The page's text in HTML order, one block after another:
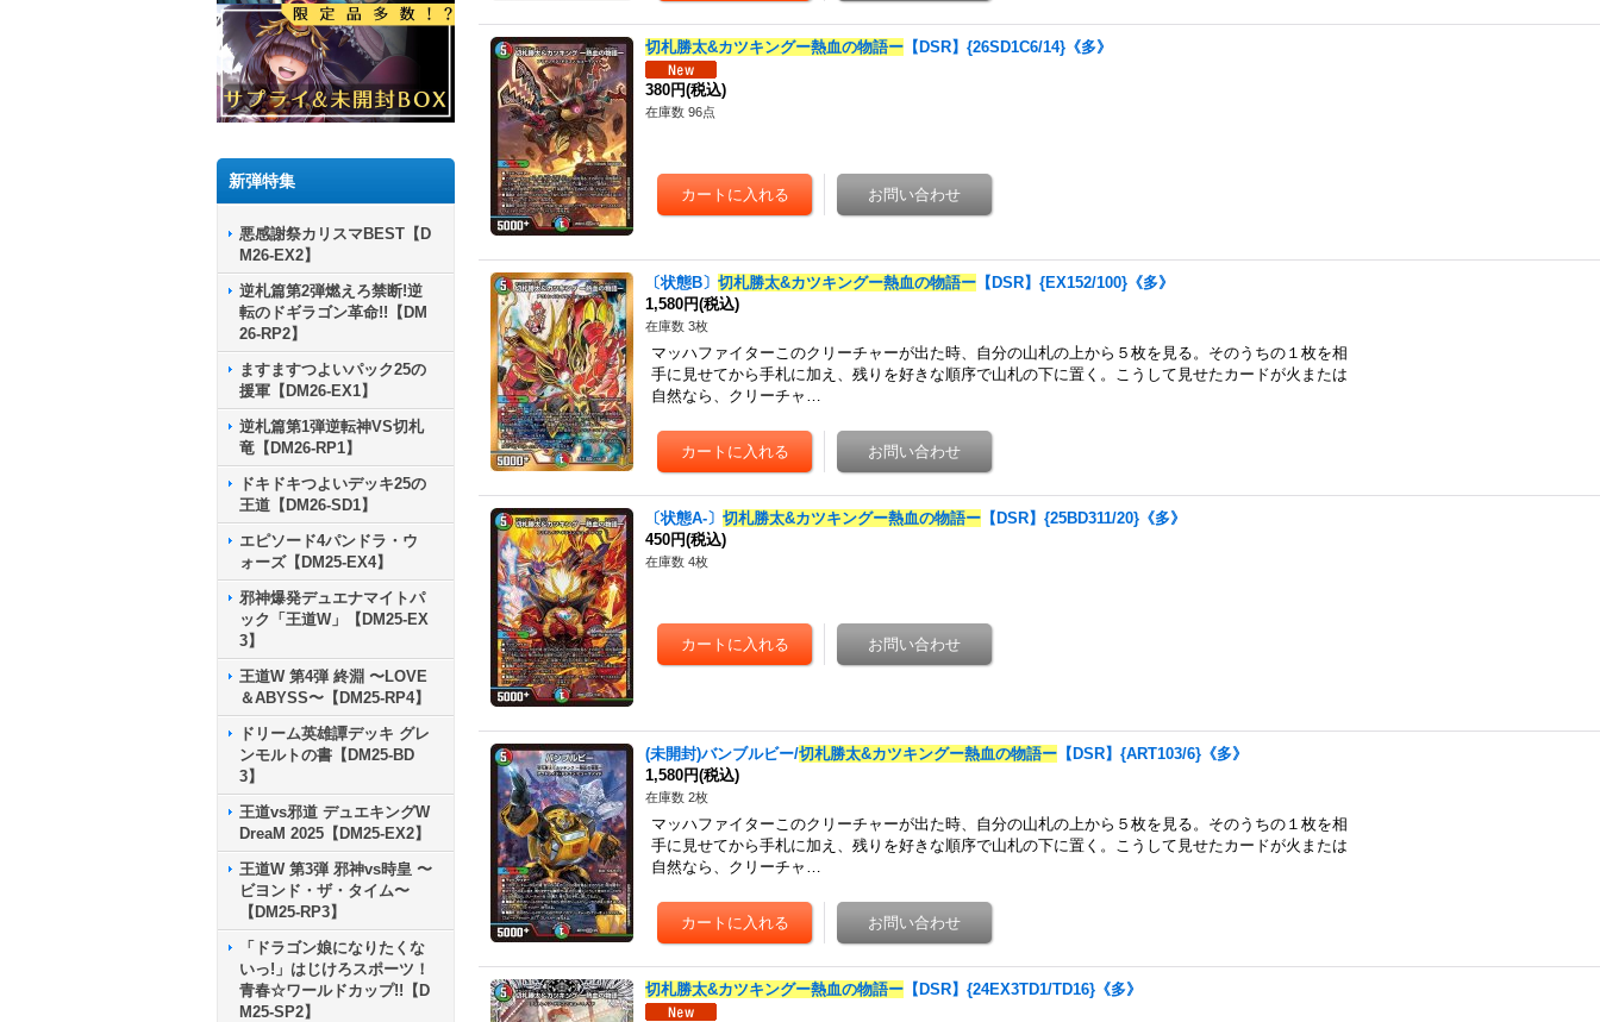
新弾特集
悪感謝祭カリスマBEST【D
M26-EX2】
逆札篇第2弾燃えろ禁断!逆
転のドギラゴン革命!!【DM
26-RP2】
ますますつよいパック25の
援軍【DM26-EX1】
逆札篇第1弾逆転神VS切札
竜【DM26-RP1】
ドキドキつよいデッキ25の
王道【DM26-SD1】
エピソード4パンドラ・ウ
ォーズ【DM25-EX4】
邪神爆発デュエナマイトパ
ック「王道W」【DM25-EX
3】
王道W 第4弾 終淵 〜LOVE
＆ABYSS〜【DM25-RP4】
ドリーム英雄譚デッキ グレ
ンモルトの書【DM25-BD
3】
王道vs邪道 デュエキングW
DreaM 2025【DM25-EX2】
王道W 第3弾 邪神vs時皇 〜
ビヨンド・ザ・タイム〜
【DM25-RP3】
「ドラゴン娘になりたくな
いっ!」はじけろスポーツ！
青春☆ワールドカップ!!【D
M25-SP2】
切札勝太&カツキングー熱血の物語ー 【DSR】{26SD1C6/14}《多》
380円(税込)
在庫数 96点
〔状態B〕 切札勝太&カツキングー熱血の物語ー 【DSR】{EX152/100}《多》
1,580円(税込)
在庫数 3枚
マッハファイターこのクリーチャーが出た時、自分の山札の上から５枚を見る。そのうちの１枚を相
手に見せてから手札に加え、残りを好きな順序で山札の下に置く。こうして見せたカードが火または
自然なら、クリーチャ…
〔状態A-〕 切札勝太&カツキングー熱血の物語ー 【DSR】{25BD311/20}《多》
450円(税込)
在庫数 4枚
(未開封)バンブルビー/切札勝太&カツキングー熱血の物語ー 【DSR】{ART103/6}《多》
1,580円(税込)
在庫数 2枚
マッハファイターこのクリーチャーが出た時、自分の山札の上から５枚を見る。そのうちの１枚を相
手に見せてから手札に加え、残りを好きな順序で山札の下に置く。こうして見せたカードが火または
自然なら、クリーチャ…
切札勝太&カツキングー熱血の物語ー 【DSR】{24EX3TD1/TD16}《多》